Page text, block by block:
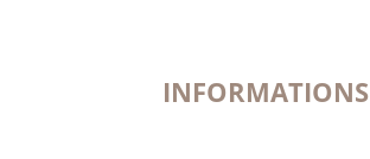
INFORMATIONS